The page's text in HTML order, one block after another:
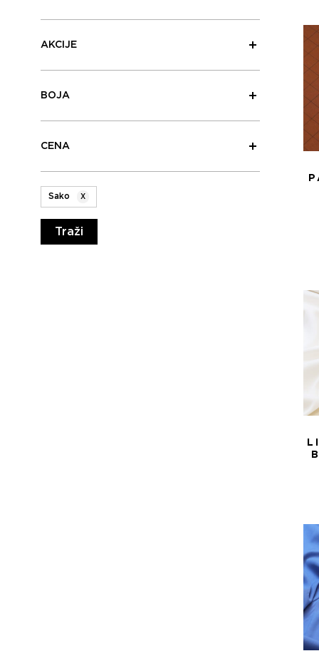
AKCIJE
BOJA
CENA
Sako X
Traži